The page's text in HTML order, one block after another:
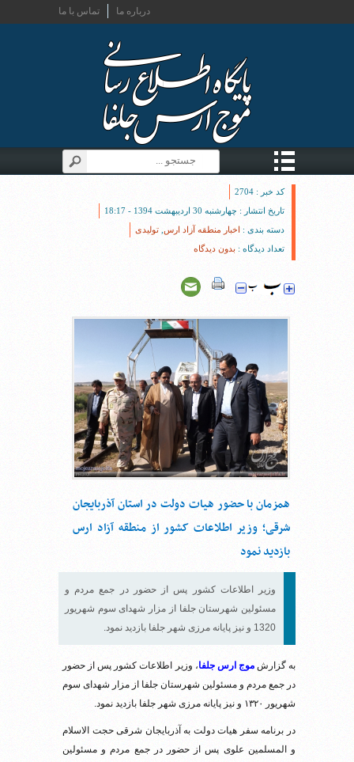
تماس با ما درباره ما
کد خبر : 2704
تاریخ انتشار : چهارشنبه 30 اردیبهشت 1394 - 18:17
دسته بندی : اخبار منطقه آزاد ارس تولیدی
تعداد دیدگاه : بدون دیدگاه
همزمان با حضور هیات دولت در استان آذربایجان
شرقی؛ وزیر اطلاعات کشور از منطقه آزاد ارس
بازدید نمود
وزیر اطلاعات کشور پس از حضور در جمع مردم و
مسئولین شهرستان جلفا از مزار شهدای سوم شهریور
1320 و نیز پایانه مرزی شهر جلفا بازدید نمود.
به گزارشموج ارس جلفا، وزیر اطلاعات کشور پس از حضور
در جمع مردم و مسئولین شهرستان جلفا از مزار شهدای سوم
شهریور ۱۳۲۰ و نیز پایانه مرزی شهر جلفا بازدید نمود.
در برنامه سفر هیات دولت به آذربایجان شرقی حجت الاسلام
و المسلمین علوی پس از حضور در جمع مردم و مسئولین